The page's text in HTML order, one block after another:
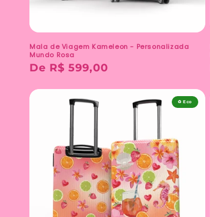
Mala de Viagem Kameleon - Personalizada
Mundo Rosa
Preço
De R$ 599,00
♻️ Eco